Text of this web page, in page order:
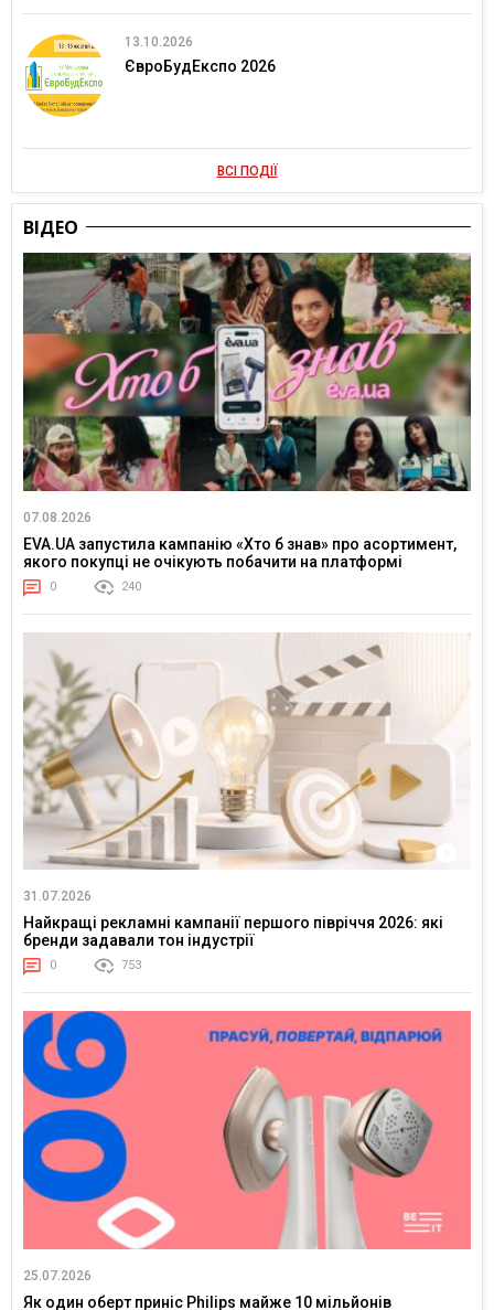
13.10.2026
ЄвроБудЕкспо 2026
ВСІ ПОДІЇ
ВІДЕО
07.08.2026
EVA.UA запустила кампанію «Хто б знав» про асортимент,
якого покупці не очікують побачити на платформі
0 240
31.07.2026
Найкращі рекламні кампанії першого півріччя 2026: які
бренди задавали тон індустрії
0 753
25.07.2026
Як один оберт приніс Philips майже 10 мільйонів